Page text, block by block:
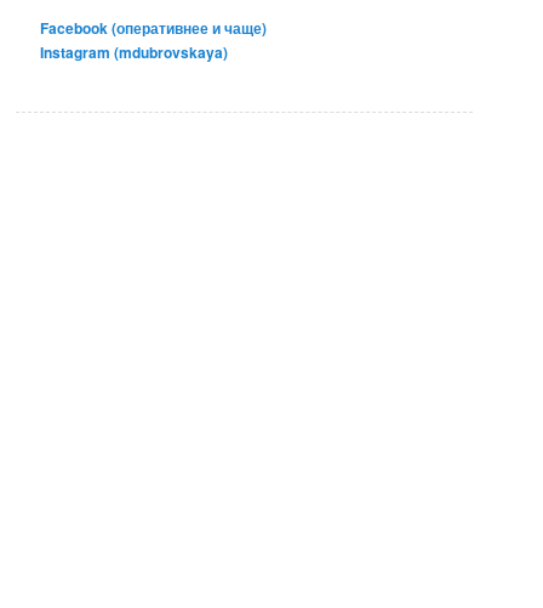
Facebook (оперативнее и чаще)
Instagram (mdubrovskaya)